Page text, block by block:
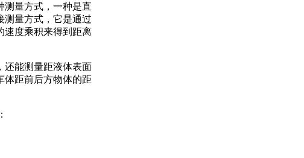
测量方式，一种是直
测量方式，它是通过
速度乘积来得到距离
还能测量距液体表面
体距前后方物体的距